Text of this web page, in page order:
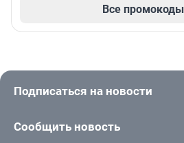
Все промокоды
Подписаться на новости
Сообщить новость